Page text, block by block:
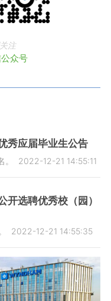
注
众号
秀应届毕业生公告
2022-12-21 14:55:11
开选聘优秀校（园）
2022-12-21 14:55:35